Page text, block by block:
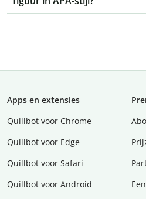
Apps en extensies
Quillbot voor Chrome
Quillbot voor Edge
Quillbot voor Safari
Quillbot voor Android